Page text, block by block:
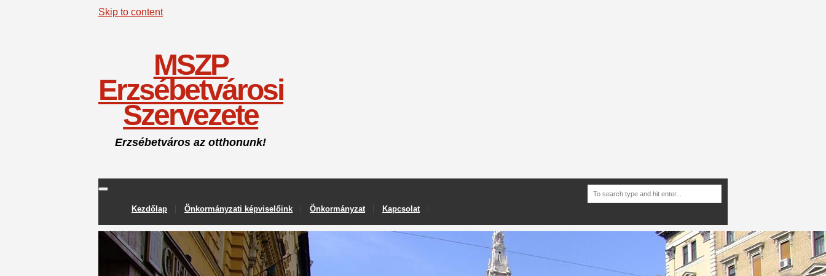
Skip to content
MSZP
Erzsébetvárosi
Szervezete
Erzsébetváros az otthonunk!
Kezdőlap Önkormányzati képviselőink Önkormányzat Kapcsolat